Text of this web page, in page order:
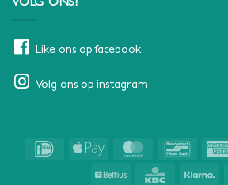
Like ons op facebook
Volg ons op instagram
IDeal
Apple
MasterCard
Belfius KBC